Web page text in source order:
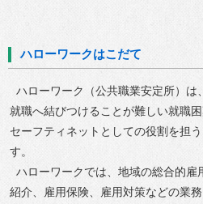
ハローワークはこだて
ハローワーク（公共職業安定所）は
就職へ結びつけることが難しい就職
セーフティネットとしての役割を担
す。
ハローワークでは、地域の総合的雇
紹介、雇用保険、雇用対策などの業